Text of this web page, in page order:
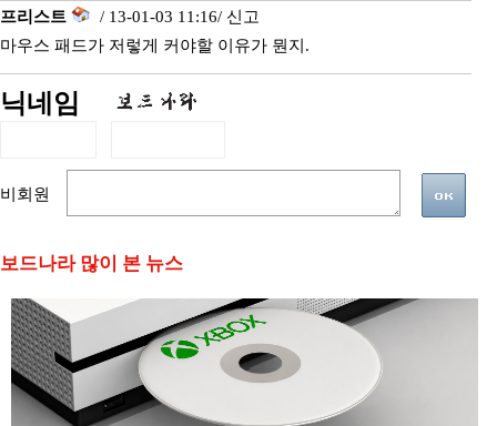
프리스트
/ 13-01-03 11:16/ 신고
마우스 패드가 저렇게 커야할 이유가 뭔지.
닉네임
비회원
보드나라 많이 본 뉴스